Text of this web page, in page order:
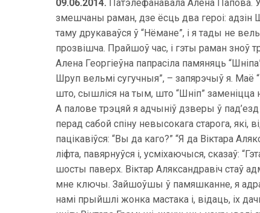
09.06.2014. Патэлефанавала Алена Папова. У
змешчаны раман, дзе ёсць два героі: адзін
таму друкаваўся ў “Нёмане”, і я тады не
прозвішча. Прайшоў час, і гэты раман зноў
Алена Георгіеўна папрасіла памяняць
Шруп вельмі сугучныя”, – запярэчыў я.
што, сышліся на тым, што “Шніп” заменіцца
А палове трэцяй я адчыніў дзверы ў
перад сабой спіну невысокага старога, які,
пацікавіўся: “Вы да каго?” “Я да Віктара
ліфта, павярнуўся і, усміхаючыся, сказаў:
шосты паверх. Віктар Аляксандравіч стаў
мне ключы. Зайшоўшы ў памяшканне, я
намі прыйшлі жонка мастака і, відаць, іх